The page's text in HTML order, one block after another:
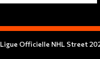
Ligue Officielle NHL Street